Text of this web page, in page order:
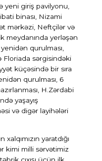
giriş pavilyonu,
binası, Nizami
mərkəzi, Neftçilər və
meydanında yerləşən
yenidən qurulması,
Floriada sərgisindəki
küçəsində bir sıra
qurulması, 6
H.Zərdabi
yaşayış
və digər layihələri
yaratdığı
kimi milli sərvətimiz
çıxışı üçün ilk